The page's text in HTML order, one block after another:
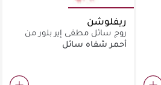
ريفلوشن
روج سائل مطفي إير بلور من
ريفوليوشن سولتري
أحمر شفاه سائل